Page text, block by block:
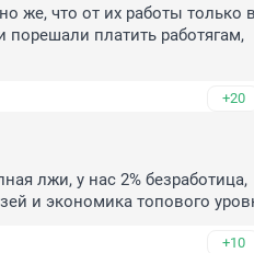
же, что от их работы только
платить работягам,
+20
лжи, у нас 2% безработица,
и экономика топового
+10